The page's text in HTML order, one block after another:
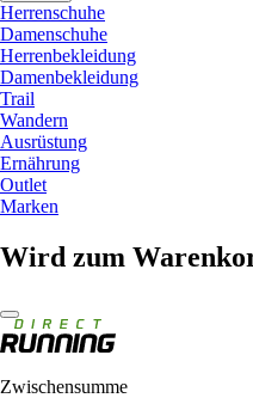
Herrenschuhe
Damenschuhe
Herrenbekleidung
Damenbekleidung
Trail
Wandern
Ausrüstung
Ernährung
Outlet
Marken
Wird zum
Zwischensumme